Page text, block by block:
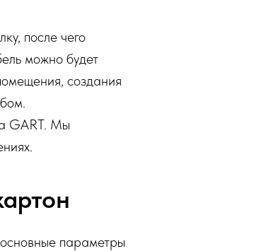
после чего
можно будет
создания
GART. Мы
параметры